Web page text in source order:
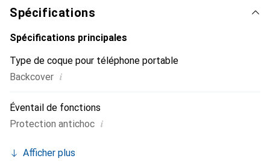
exigeante.
Spécifications
Spécifications principales
Type de coque pour téléphone portable
Backcover i
Éventail de fonctions
Protection antichoc i
Afficher plus